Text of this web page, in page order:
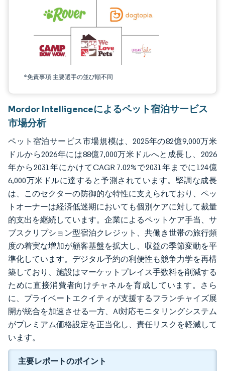
*免責事項:主要選手の並び順不同
Mordor Intelligenceによるペット宿泊サービス
市場分析
ペット宿泊サービス市場規模は、2025年の82億9,000万米
ドルから2026年には88億7,000万米ドルへと成長し、2026
年から2031年にかけてCAGR 7.02%で2031年までに124億
6,000万米ドルに達すると予測されています。堅調な成長
は、このセクターの防御的な特性に支えられており、ペッ
トオーナーは経済低迷期においても個別ケアに対して裁量
的支出を継続しています。企業によるペットケア手当、サ
ブスクリプション型宿泊クレジット、共働き世帯の旅行頻
度の着実な増加が顧客基盤を拡大し、収益の季節変動を平
準化しています。デジタル予約の利便性も競争力学を再構
築しており、施設はマーケットプレイス手数料を削減する
ために直接消費者向けチャネルを育成しています。さら
に、プライベートエクイティが支援するフランチャイズ展
開が統合を加速させる一方、AI対応モニタリングシステム
がプレミアム価格設定を正当化し、責任リスクを軽減して
います。
主要レポートのポイント